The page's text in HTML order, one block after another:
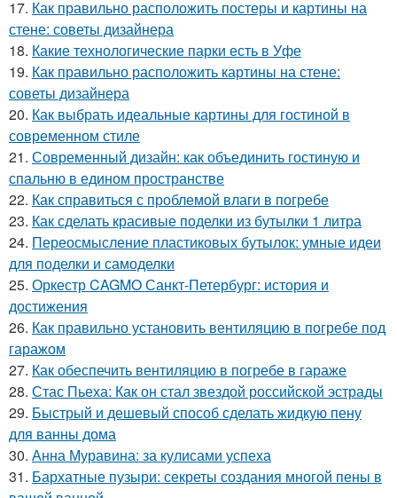
17. Как правильно расположить постеры и картины на
стене: советы дизайнера
18. Какие технологические парки есть в Уфе
19. Как правильно расположить картины на стене:
советы дизайнера
20. Как выбрать идеальные картины для гостиной в
современном стиле
21. Современный дизайн: как объединить гостиную и
спальню в едином пространстве
22. Как справиться с проблемой влаги в погребе
23. Как сделать красивые поделки из бутылки 1 литра
24. Переосмысление пластиковых бутылок: умные идеи
для поделки и самоделки
25. Оркестр CAGMO Санкт-Петербург: история и
достижения
26. Как правильно установить вентиляцию в погребе под
гаражом
27. Как обеспечить вентиляцию в погребе в гараже
28. Стас Пьеха: Как он стал звездой российской эстрады
29. Быстрый и дешевый способ сделать жидкую пену
для ванны дома
30. Анна Муравина: за кулисами успеха
31. Бархатные пузыри: секреты создания многой пены в